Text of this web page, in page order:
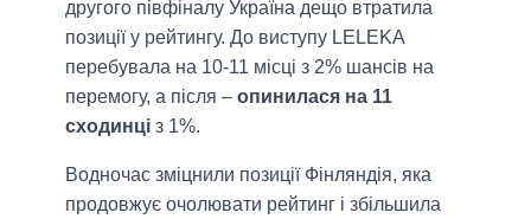
другого півфіналу Україна дещо втратила
позиції у рейтингу. До виступу LELEKA
перебувала на 10-11 місці з 2% шансів на
перемогу, а після – опинилася на 11
сходинці з 1%.
Водночас зміцнили позиції Фінляндія, яка
продовжує очолювати рейтинг і збільшила